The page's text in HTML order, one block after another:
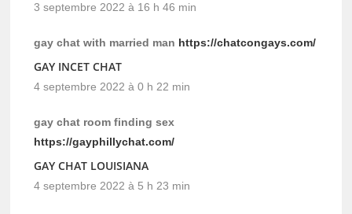
3 septembre 2022 à 16 h 46 min
gay chat with married man https://chatcongays.com/
GAY INCET CHAT
4 septembre 2022 à 0 h 22 min
gay chat room finding sex
https://gayphillychat.com/
GAY CHAT LOUISIANA
4 septembre 2022 à 5 h 23 min